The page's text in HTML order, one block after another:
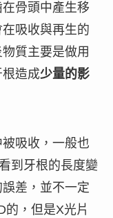
骨頭中產生移
吸收與再生的
物質主要是做用
造成少量的影
吸收，一般也
到牙根的長度變
差，並不一定
的，但是X光片